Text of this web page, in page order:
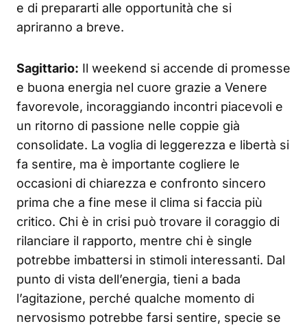
e di prepararti alle opportunità che si
apriranno a breve.
Sagittario: Il weekend si accende di promesse
e buona energia nel cuore grazie a Venere
favorevole, incoraggiando incontri piacevoli e
un ritorno di passione nelle coppie già
consolidate. La voglia di leggerezza e libertà si
fa sentire, ma è importante cogliere le
occasioni di chiarezza e confronto sincero
prima che a fine mese il clima si faccia più
critico. Chi è in crisi può trovare il coraggio di
rilanciare il rapporto, mentre chi è single
potrebbe imbattersi in stimoli interessanti. Dal
punto di vista dell’energia, tieni a bada
l’agitazione, perché qualche momento di
nervosismo potrebbe farsi sentire, specie se